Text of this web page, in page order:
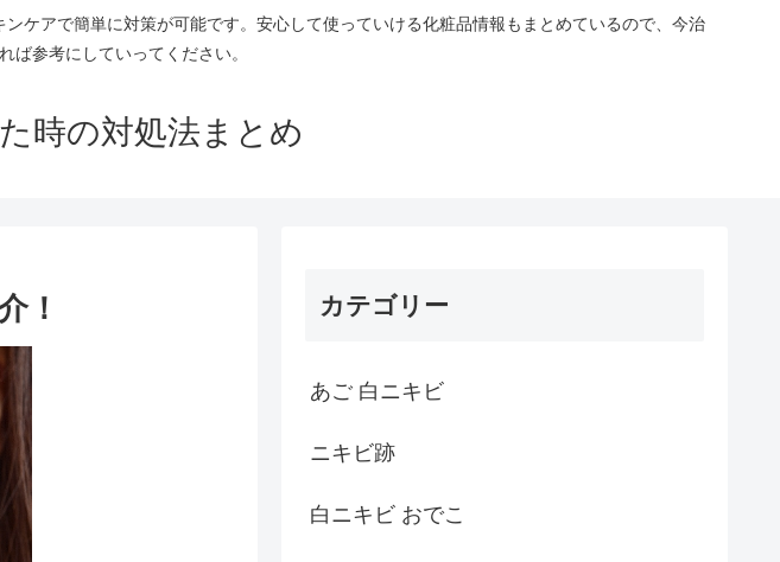
ケアで簡単に対策が可能です。安心して使っていける化粧品情報もまとめているので、今治
ば参考にしていってください。
時の対処法まとめ
！ カテゴリー
あご 白ニキビ
ニキビ跡
白ニキビ おでこ